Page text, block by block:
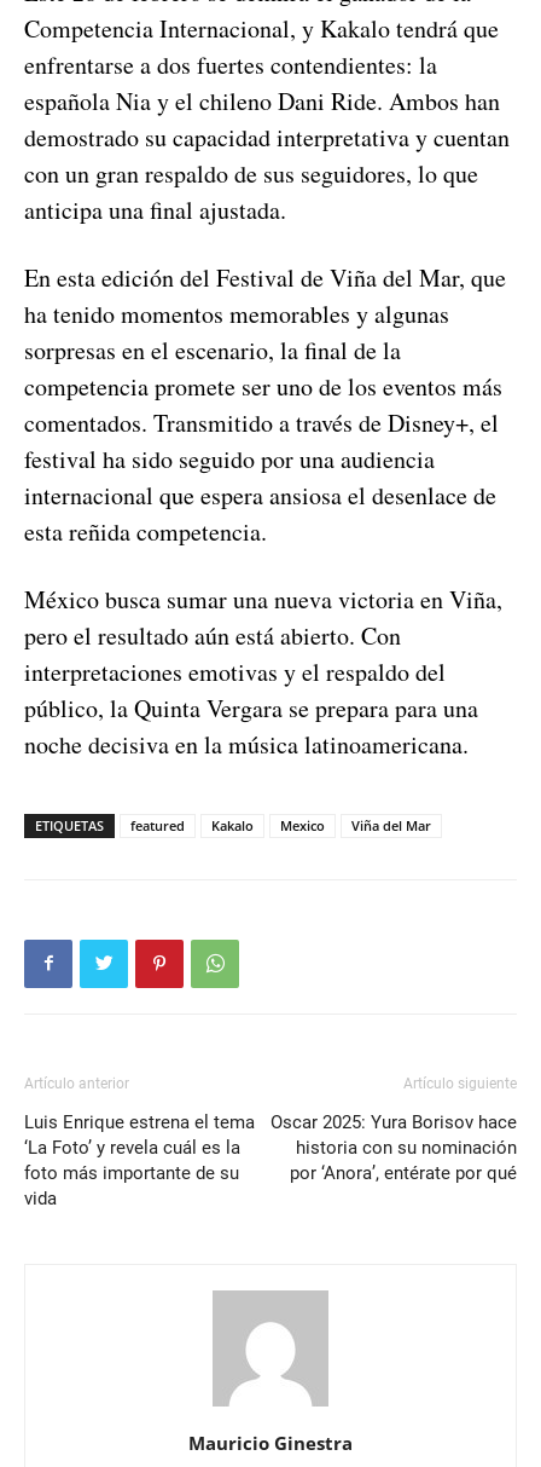
Competencia Internacional, y Kakalo tendrá que
enfrentarse a dos fuertes contendientes: la
española Nia y el chileno Dani Ride. Ambos han
demostrado su capacidad interpretativa y cuentan
con un gran respaldo de sus seguidores, lo que
anticipa una final ajustada.
En esta edición del Festival de Viña del Mar, que
ha tenido momentos memorables y algunas
sorpresas en el escenario, la final de la
competencia promete ser uno de los eventos más
comentados. Transmitido a través de Disney+, el
festival ha sido seguido por una audiencia
internacional que espera ansiosa el desenlace de
esta reñida competencia.
México busca sumar una nueva victoria en Viña,
pero el resultado aún está abierto. Con
interpretaciones emotivas y el respaldo del
público, la Quinta Vergara se prepara para una
noche decisiva en la música latinoamericana.
ETIQUETAS featured Kakalo Mexico Viña del Mar
Artículo anterior
Luis Enrique estrena el tema
‘La Foto’ y revela cuál es la
foto más importante de su
vida
Artículo siguiente
Oscar 2025: Yura Borisov hace
historia con su nominación
por ‘Anora’, entérate por qué
Mauricio Ginestra